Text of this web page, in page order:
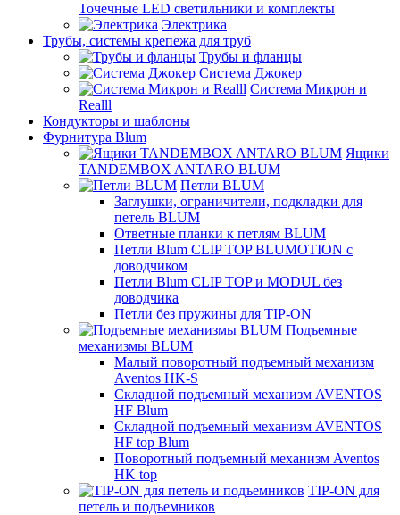
Точечные LED светильники и комплекты
Электрика
Трубы, системы крепежа для труб
Трубы и фланцы
Система Джокер
Система Микрон и
Realll
Кондукторы и шаблоны
Фурнитура Blum
Ящики
TANDEMBOX ANTARO BLUM
Петли BLUM
Заглушки, ограничители, подкладки для
петель BLUM
Ответные планки к петлям BLUM
Петли Blum CLIP TOP BLUMOTION с
доводчиком
Петли Blum CLIP TOP и MODUL без
доводчика
Петли без пружины для TIP-ON
Подъемные
механизмы BLUM
Малый поворотный подъемный механизм
Aventos HK-S
Складной подъемный механизм AVENTOS
HF Blum
Складной подъемный механизм AVENTOS
HF top Blum
Поворотный подъемный механизм Aventos
HK top
TIP-ON для
петель и подъемников